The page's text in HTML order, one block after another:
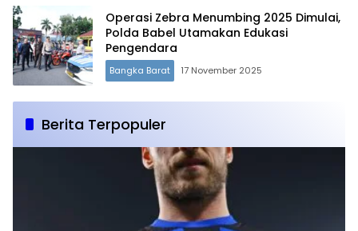
Operasi Zebra Menumbing 2025 Dimulai,
Polda Babel Utamakan Edukasi
Pengendara
Bangka Barat 17 November 2025
Berita Terpopuler